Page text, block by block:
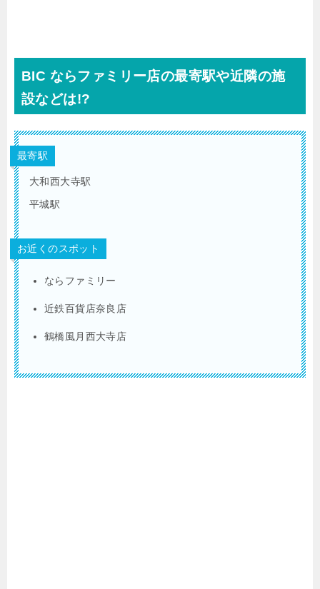
BIC ならファミリー店の最寄駅や近隣の施
設などは!?
最寄駅
大和西大寺駅
平城駅
お近くのスポット
ならファミリー
近鉄百貨店奈良店
鶴橋風月西大寺店